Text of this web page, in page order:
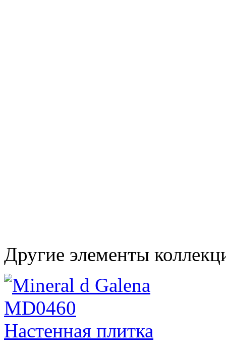
Другие элементы